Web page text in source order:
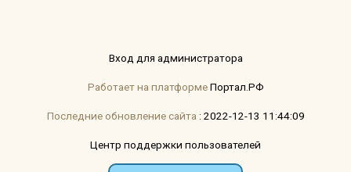
Вход для администратора
Работает на платформеПортал.РФ
Последние обновление сайта : 2022-12-13 11:44:09
Центр поддержки пользователей